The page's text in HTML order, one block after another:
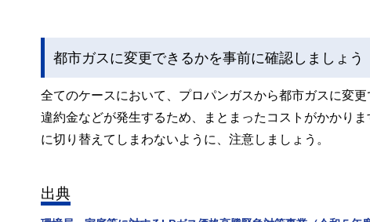
都市ガスに変更できるかを事前に確認しましょう
全てのケースにおいて、プロパンガスから都市ガスに変
違約金などが発生するため、まとまったコストがかかり
に切り替えてしまわないように、注意しましょう。
出典